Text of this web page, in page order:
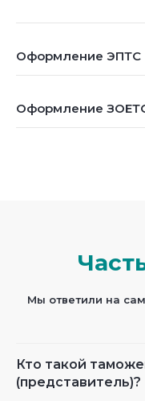
Оформление ЭПТС
Оформление
Мы ответили на
Кто такой
(представитель)?